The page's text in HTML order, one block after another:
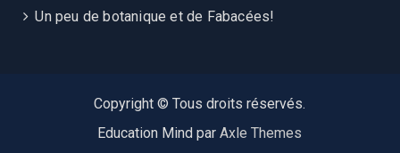
Un peu de botanique et de Fabacées!
Copyright © Tous droits réservés.
Education Mind parAxle Themes